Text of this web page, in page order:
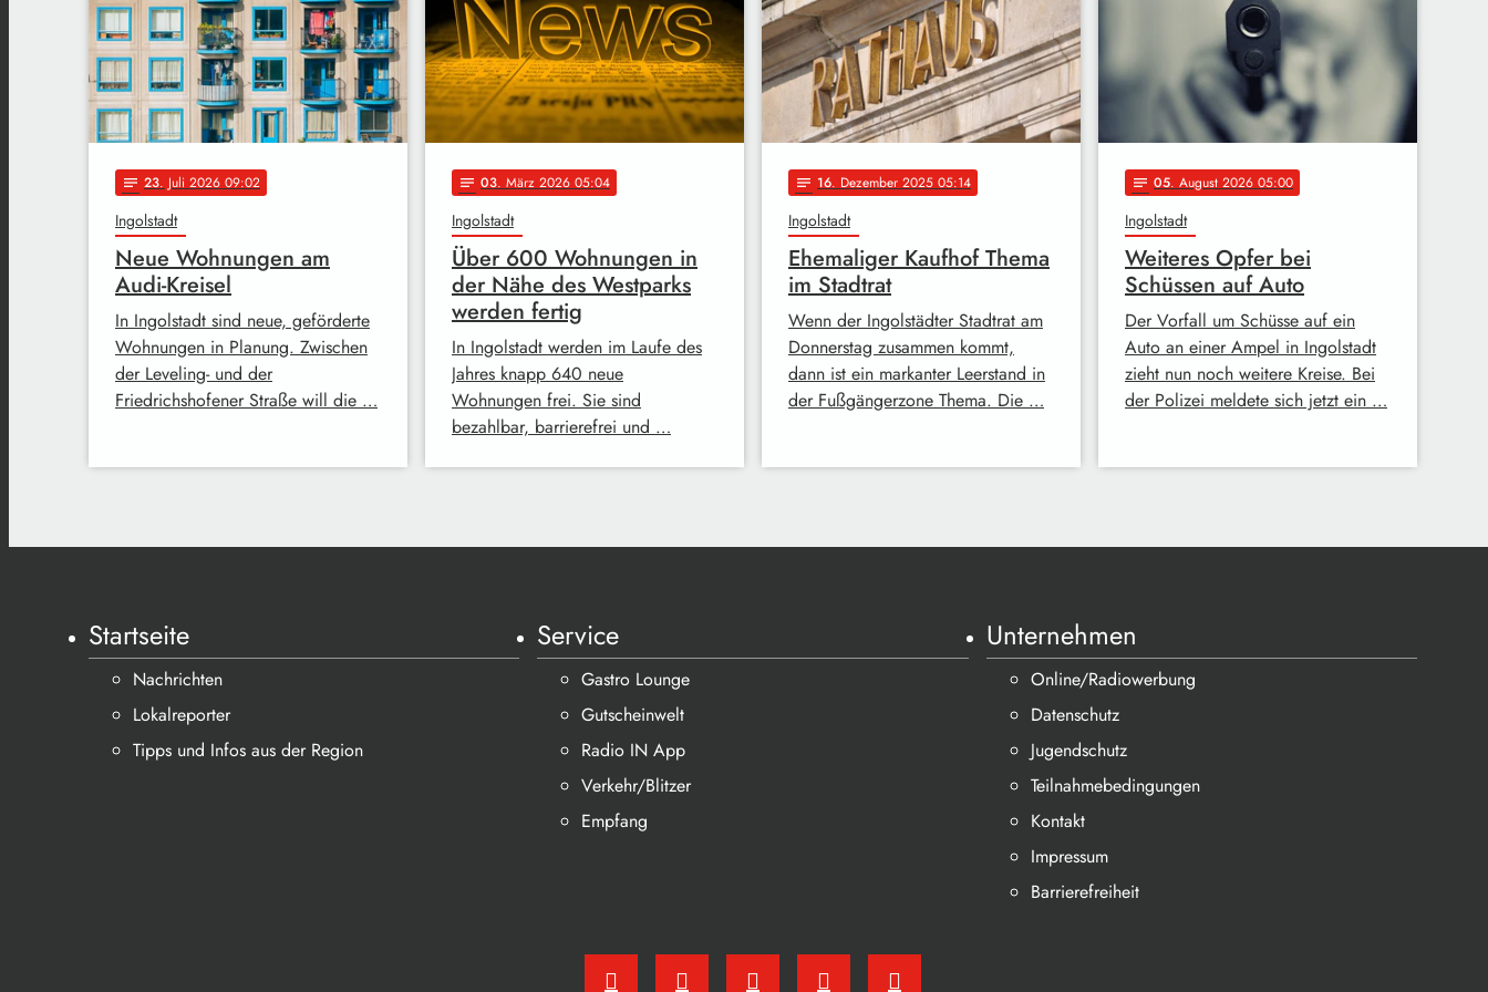
notes 23. Juli 2026 09:02
Ingolstadt
Neue Wohnungen am
Audi-Kreisel
In Ingolstadt sind neue, geförderte
Wohnungen in Planung. Zwischen
der Leveling- und der
Friedrichshofener Straße will die …
notes 03. März 2026 05:04
Ingolstadt
Über 600 Wohnungen in
der Nähe des Westparks
werden fertig
In Ingolstadt werden im Laufe des
Jahres knapp 640 neue
Wohnungen frei. Sie sind
bezahlbar, barrierefrei und …
notes 16. Dezember 2025 05:14
Ingolstadt
Ehemaliger Kaufhof Thema
im Stadtrat
Wenn der Ingolstädter Stadtrat am
Donnerstag zusammen kommt,
dann ist ein markanter Leerstand in
der Fußgängerzone Thema. Die …
notes 05. August 2026 05:00
Ingolstadt
Weiteres Opfer bei
Schüssen auf Auto
Der Vorfall um Schüsse auf ein
Auto an einer Ampel in Ingolstadt
zieht nun noch weitere Kreise. Bei
der Polizei meldete sich jetzt ein …
Startseite
Nachrichten
Lokalreporter
Tipps und Infos aus der Region
Service
Gastro Lounge
Gutscheinwelt
Radio IN App
Verkehr/Blitzer
Empfang
Unternehmen
Online/Radiowerbung
Datenschutz
Jugendschutz
Teilnahmebedingungen
Kontakt
Impressum
Barrierefreiheit